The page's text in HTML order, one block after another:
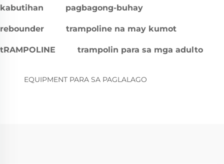
kabutihan pagbagong-buhay
rebounder trampoline na may kumot
tRAMPOLINE trampolin para sa mga adulto
EQUIPMENT PARA SA PAGLALAGO